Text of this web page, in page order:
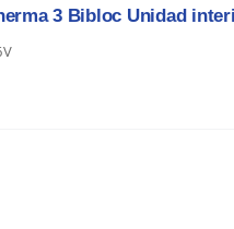
3 Bibloc Unidad